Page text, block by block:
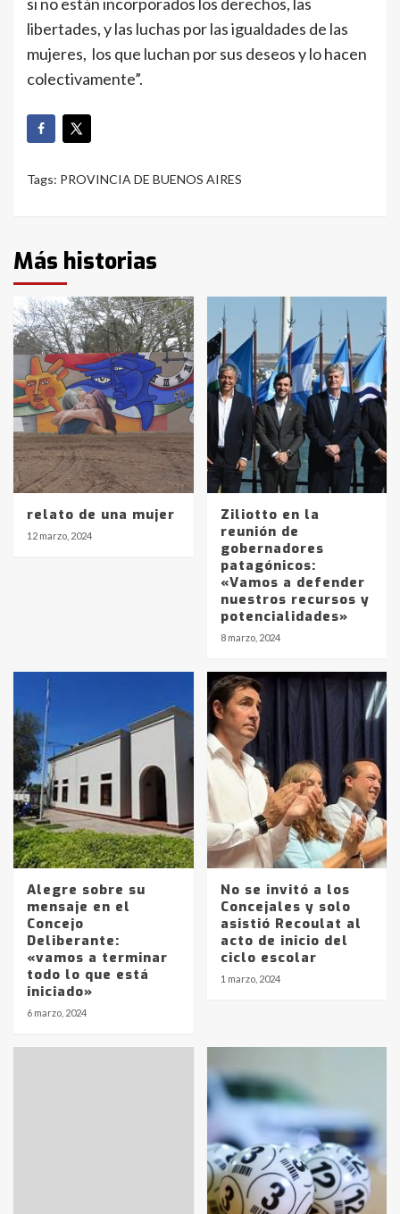
libertades, y las luchas por las igualdades de las
mujeres, los que luchan por sus deseos y lo hacen
colectivamente”.
Tags: PROVINCIA DE BUENOS AIRES
Más historias
relato de una mujer
12 marzo, 2024
Ziliotto en la
reunión de
gobernadores
patagónicos:
«Vamos a defender
nuestros recursos y
potencialidades»
8 marzo, 2024
Alegre sobre su
mensaje en el
Concejo
Deliberante:
«vamos a terminar
todo lo que está
iniciado»
6 marzo, 2024
No se invitó a los
Concejales y solo
asistió Recoulat al
acto de inicio del
ciclo escolar
1 marzo, 2024
Identidad de los adolescentes
pampeanos que fueron
protagonistas del fatal accidente
Accidente en Ruta 5: falleció un
joven de Trenque Lauquen
Los precios de los combustibles en
La Pampa, desde YPF hasta Axion
entre 857 a 1338 pesos